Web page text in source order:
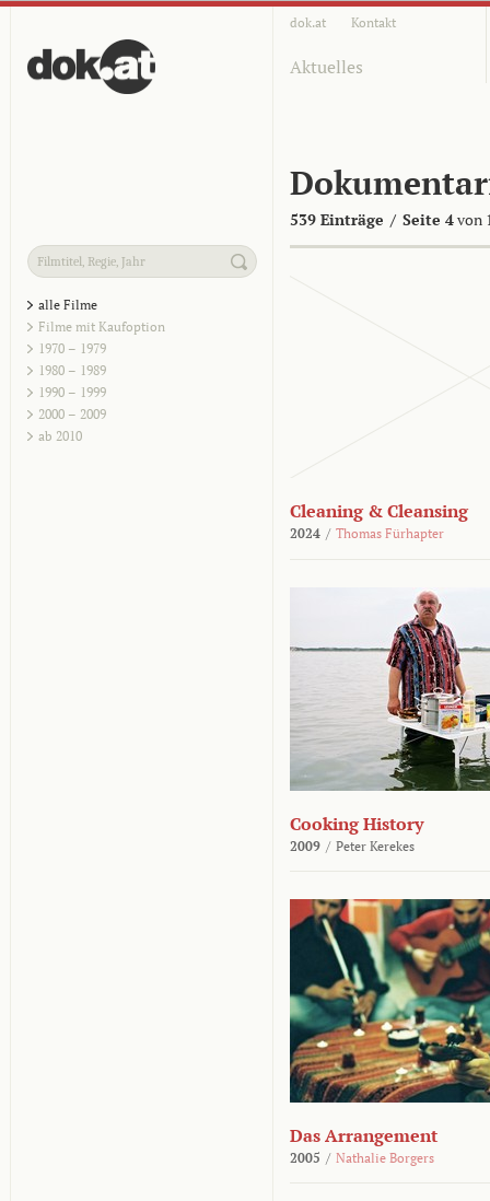
dok.at Kontakt
Aktuelles
539 Einträge / Seite 4von
alle Filme
Filme mit Kaufoption
1970 – 1979
1980 – 1989
1990 – 1999
2000 – 2009
ab 2010
Cleaning & Cleansing
2024 / Thomas Fürhapter
Cooking History
2009 / Peter Kerekes
Das Arrangement
2005 / Nathalie Borgers